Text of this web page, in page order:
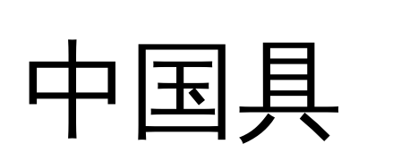
中国具